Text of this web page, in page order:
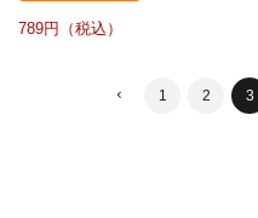
789
1 2 3